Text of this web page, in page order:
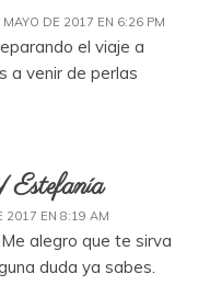
MAYO DE 2017 EN 6:26 PM
el viaje a
a venir de perlas
2017 EN 8:19 AM
alegro que te sirva
duda ya sabes.